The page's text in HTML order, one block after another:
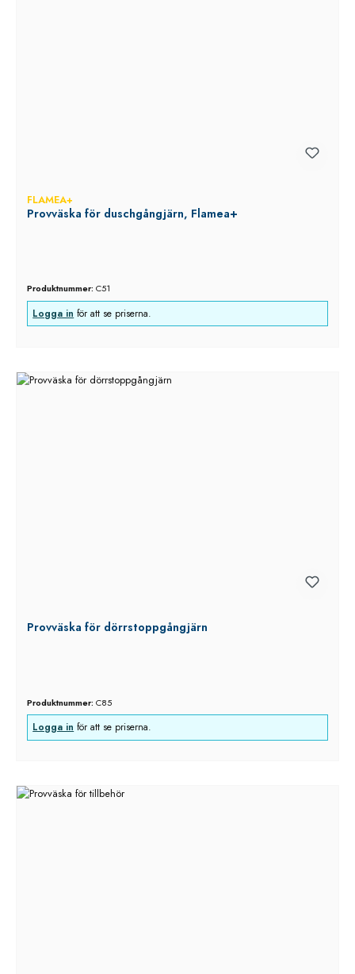
FLAMEA+
Provväska för duschgångjärn, Flamea+
Produktnummer: C51
Logga in för att se priserna.
Provväska för dörrstoppgångjärn
Produktnummer: C85
Logga in för att se priserna.